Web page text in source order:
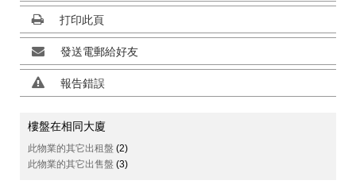
打印此頁
發送電郵給好友
報告錯誤
樓盤在相同大廈
此物業的其它出租盤 (2)
此物業的其它出售盤 (3)